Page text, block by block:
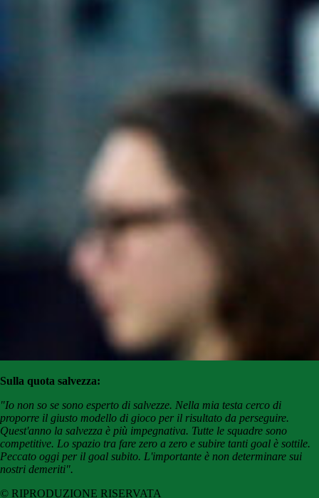
Sulla quota salvezza:
"Io non so se sono esperto di salvezze. Nella mia testa cerco di
proporre il giusto modello di gioco per il risultato da perseguire.
Quest'anno la salvezza è più impegnativa. Tutte le squadre sono
competitive. Lo spazio tra fare zero a zero e subire tanti goal è sottile.
Peccato oggi per il goal subito. L'importante è non determinare sui
nostri demeriti".
© RIPRODUZIONE RISERVATA